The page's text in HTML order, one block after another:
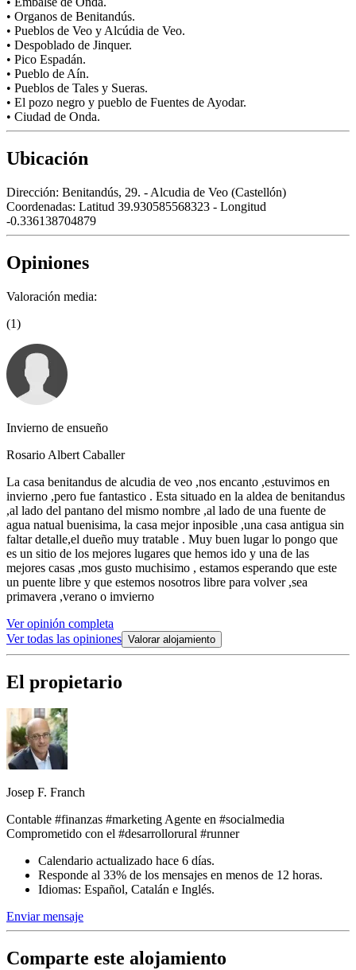
• Organos de Benitandús.
• Pueblos de Veo y Alcúdia de Veo.
• Despoblado de Jinquer.
• Pico Espadán.
• Pueblo de Aín.
• Pueblos de Tales y Sueras.
• El pozo negro y pueblo de Fuentes de Ayodar.
• Ciudad de Onda.
Ubicación
Dirección: Benitandús, 29. - Alcudia de Veo (Castellón)
Coordenadas: Latitud 39.930585568323 - Longitud
-0.336138704879
Opiniones
Valoración media:
(1)
Invierno de ensueño
Rosario Albert Caballer
La casa benitandus de alcudia de veo ,nos encanto ,estuvimos en
invierno ,pero fue fantastico . Esta situado en la aldea de benitandus
,al lado del pantano del mismo nombre ,al lado de una fuente de
agua natual buenisima, la casa mejor inposible ,una casa antigua sin
faltar detalle,el dueño muy tratable . Muy buen lugar lo pongo que
es un sitio de los mejores lugares que hemos ido y una de las
mejores casas ,mos gusto muchisimo , estamos esperando que este
un puente libre y que estemos nosotros libre para volver ,sea
primavera ,verano o imvierno
Ver opinión completa
Ver todas las opiniones Valorar alojamiento
El propietario
Josep F. Franch
Contable #finanzas #marketing Agente en #socialmedia
Comprometido con el #desarrollorural #runner
Calendario actualizado hace 6 días.
Responde al 33% de los mensajes en menos de 12 horas.
Idiomas: Español, Catalán e Inglés.
Enviar mensaje
Comparte este alojamiento